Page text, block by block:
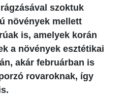
szoktuk
növények mellett
is, amelyek korán
a növények esztétikai
akár februárban is
rovaroknak, így